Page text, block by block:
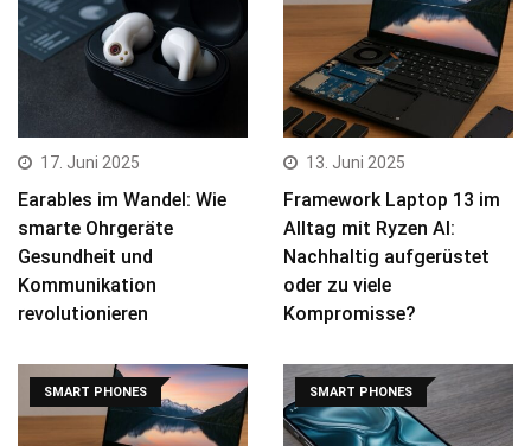
17. Juni 2025
Earables im Wandel: Wie
smarte Ohrgeräte
Gesundheit und
Kommunikation
revolutionieren
13. Juni 2025
Framework Laptop 13 im
Alltag mit Ryzen AI:
Nachhaltig aufgerüstet
oder zu viele
Kompromisse?
SMART PHONES SMART PHONES